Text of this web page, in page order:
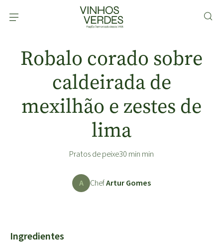
Robalo corado sobre
caldeirada de
mexilhão e zestes de
lima
Pratos de peixe30 min min
A ChefArtur Gomes
Ingredientes